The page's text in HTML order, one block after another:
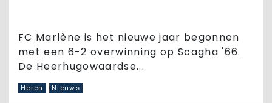
FC Marlène is het nieuwe jaar begonnen
met een 6-2 overwinning op Scagha '66.
De Heerhugowaardse...
Heren Nieuws